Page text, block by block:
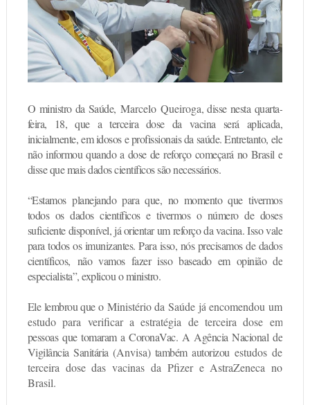
O ministro da Saúde, Marcelo Queiroga, disse nesta quarta-
feira, 18, que a terceira dose da vacina será aplicada,
inicialmente, em idosos e profissionais da saúde. Entretanto, ele
não informou quando a dose de reforço começará no Brasil e
disse que mais dados científicos são necessários.
“Estamos planejando para que, no momento que tivermos
todos os dados científicos e tivermos o número de doses
suficiente disponível, já orientar um reforço da vacina. Isso vale
para todos os imunizantes. Para isso, nós precisamos de dados
científicos, não vamos fazer isso baseado em opinião de
especialista”, explicou o ministro.
Ele lembrou que o Ministério da Saúde já encomendou um
estudo para verificar a estratégia de terceira dose em
pessoas que tomaram a CoronaVac. A Agência Nacional de
Vigilância Sanitária (Anvisa) também autorizou estudos de
terceira dose das vacinas da Pfizer e AstraZeneca no
Brasil.